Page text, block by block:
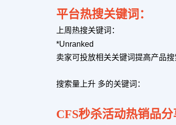
平台热搜关键词：
上周热搜关键词：
*Unranked
卖家可投放相关关键词提高产品
搜索量上升 多的关键词：
CFS秒杀活动热销品分